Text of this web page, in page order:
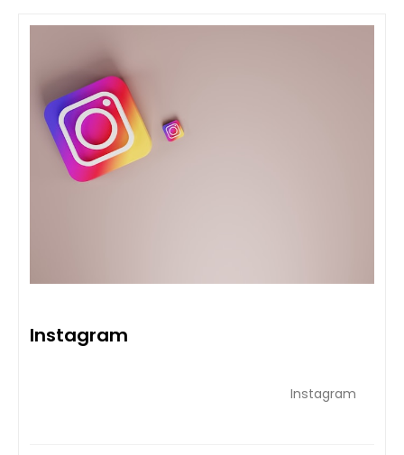
Instagram
Instagram